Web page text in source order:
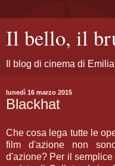
Il bello, il
Il blog di cinema di
lunedì 16 marzo 2015
Blackhat
Che cosa lega tutte le
film d'azione non
d'azione? Per il